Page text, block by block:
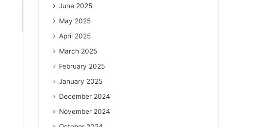
June 2025
May 2025
April 2025
March 2025
February 2025
January 2025
December 2024
November 2024